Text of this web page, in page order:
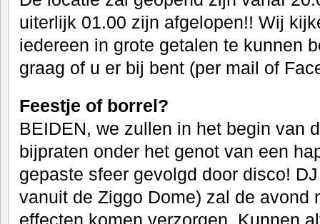
uiterlijk 01.00 zijn afgelopen!! Wij
iedereen in grote getalen te kunnen
graag of u er bij bent (per mail of
Feestje of borrel?
BEIDEN, we zullen in het begin van
bijpraten onder het genot van een
gepaste sfeer gevolgd door disco!
vanuit de Ziggo Dome) zal de avond
effecten komen verzorgen. Kunnen